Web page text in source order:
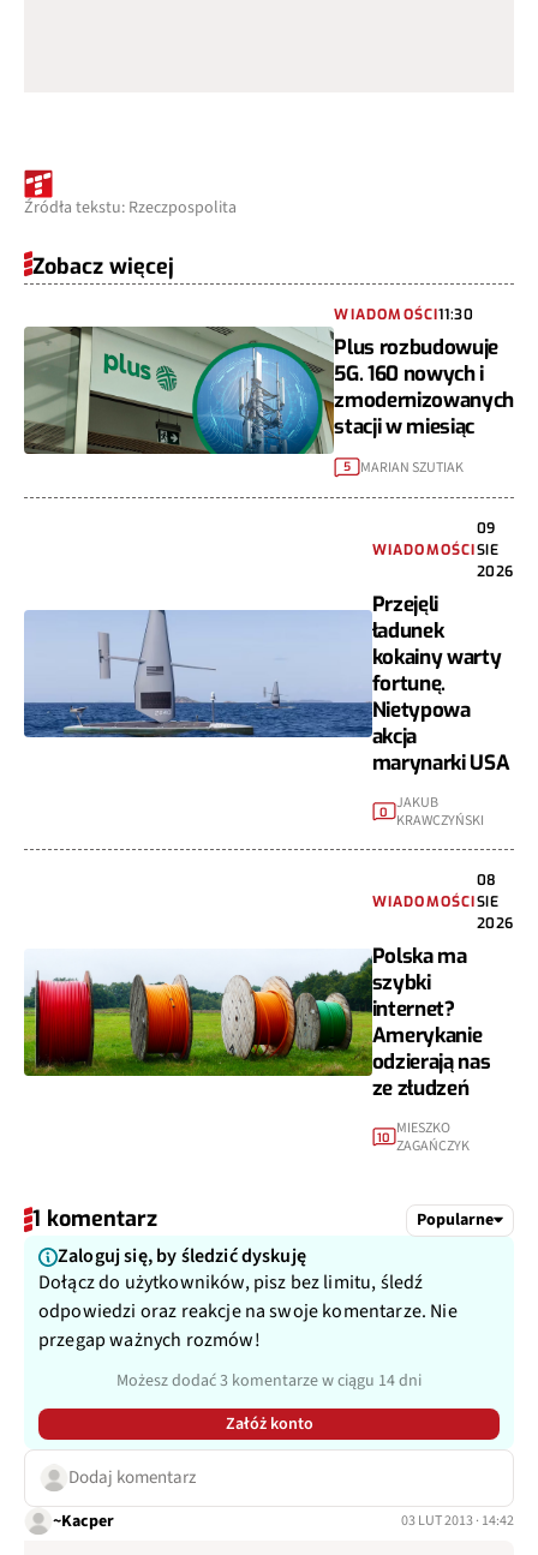
Źródła tekstu: Rzeczpospolita
Zobacz więcej
WIADOMOŚCI11:30
Plus rozbudowuje
5G. 160 nowych i
zmodernizowanych
stacji w miesiąc
5 MARIAN SZUTIAK
WIADOMOŚCI
09
SIE
2026
Przejęli
ładunek
kokainy warty
fortunę.
Nietypowa
akcja
marynarki USA
0 JAKUB
KRAWCZYŃSKI
WIADOMOŚCI
08
SIE
2026
Polska ma
szybki
internet?
Amerykanie
odzierają nas
ze złudzeń
10 MIESZKO
ZAGAŃCZYK
1 komentarz Popularne
Zaloguj się, by śledzić dyskuję
Dołącz do użytkowników, pisz bez limitu, śledź
odpowiedzi oraz reakcje na swoje komentarze. Nie
przegap ważnych rozmów!
Możesz dodać 3 komentarze w ciągu 14 dni
Załóż konto
Dodaj komentarz
~Kacper 03 LUT 2013 · 14:42